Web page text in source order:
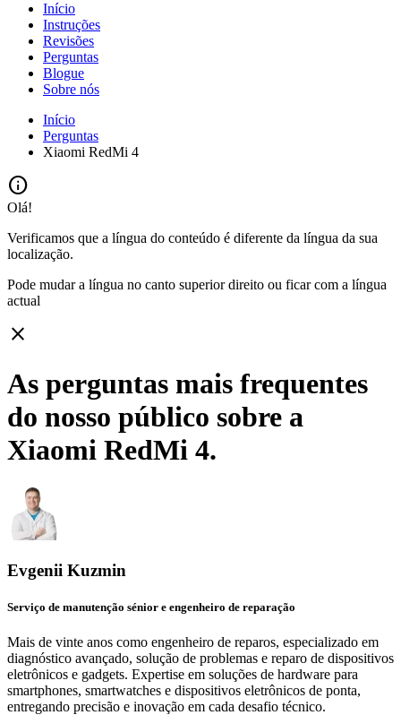
Início
Instruções
Revisões
Perguntas
Blogue
Sobre nós
Início
Perguntas
Xiaomi RedMi 4
info
Olá!
Verificamos que a língua do conteúdo é diferente da língua da sua
localização.
Pode mudar a língua no canto superior direito ou ficar com a língua
actual
close
As perguntas mais frequentes
do nosso público sobre a
Xiaomi RedMi 4.
Evgenii Kuzmin
Serviço de manutenção sénior e engenheiro de reparação
Mais de vinte anos como engenheiro de reparos, especializado em
diagnóstico avançado, solução de problemas e reparo de dispositivos
eletrônicos e gadgets. Expertise em soluções de hardware para
smartphones, smartwatches e dispositivos eletrônicos de ponta,
entregando precisão e inovação em cada desafio técnico.